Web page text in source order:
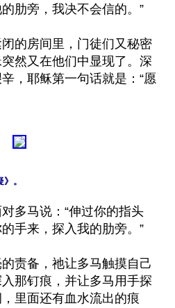
肋旁，我决不会信的。”
的房间里，门徒们又秘密
然又在他们中显现了。深
，耶稣第一句话就是：“愿
。
多马说：“伸过你的指头
手来，探入我的肋旁。”
责备，祂让多马触摸自己
那钉痕，并让多马用手探
里面还有血水流出的痕